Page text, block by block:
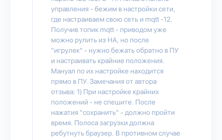
управления - бежим в настройки сети,
где настраиваем свою сеть и mqtt -12.
Получив топик mqtt - приводом уже
можно рулить из НА, но после
"игрулек" - нужно бежать обратно в ПУ
и настраивать крайние положения.
Мануал по их настройке находится
прямо в ПУ. Замечания от автора
отзыва: 1) При настройке крайних
положений - не спешите. После
нажатия "сохранить" - должно пройти
время. Полоса загрузки должна
ребутнуть браузер. В противном случае